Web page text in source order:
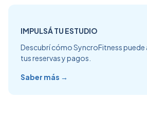
IMPULSÁ TU ESTUDIO
Descubrí cómo SyncroFitness
tus reservas y pagos.
Saber más →